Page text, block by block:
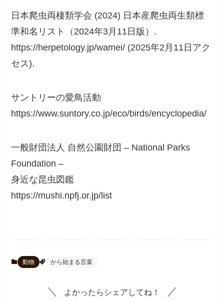
日本爬虫両棲類学会 (2024) 日本産爬虫両生類標
準和名リスト（2024年3月11日版）.
https://herpetology.jp/wamei/ (2025年2月11日アク
セス).
サントリーの愛鳥活動
https://www.suntory.co.jp/eco/birds/encyclopedia/
一般財団法人 自然公園財団 – National Parks
Foundation –
身近な昆虫図鑑
https://mushi.npfj.or.jp/list
動物 から始まる言葉
よかったらシェアしてね！